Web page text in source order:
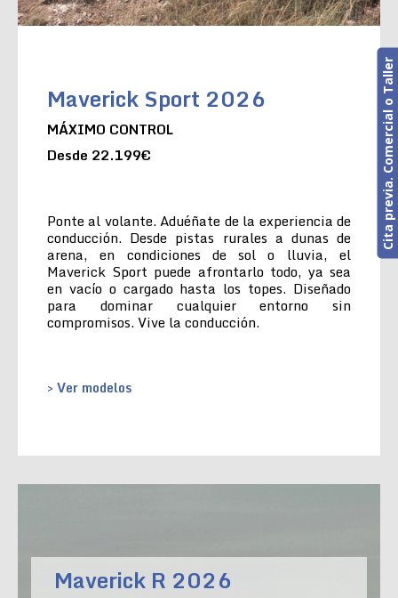
Maverick Sport 2026
MÁXIMO CONTROL
Desde 22.199€
Ponte al volante. Aduéñate de la experiencia de
conducción. Desde pistas rurales a dunas de
arena, en condiciones de sol o lluvia, el
Maverick Sport puede afrontarlo todo, ya sea
en vacío o cargado hasta los topes. Diseñado
para dominar cualquier entorno sin
compromisos. Vive la conducción.
> Ver modelos
Maverick R 2026
Cita previa. Comercial o Taller